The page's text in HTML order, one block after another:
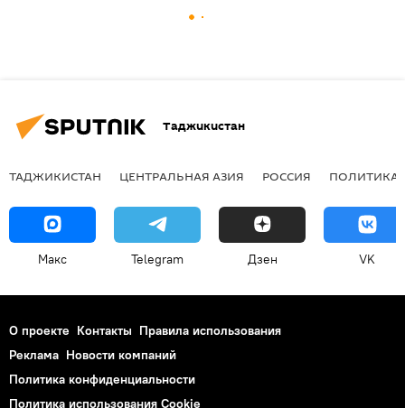
Таджикистан
ТАДЖИКИСТАН ЦЕНТРАЛЬНАЯ АЗИЯ РОССИЯ ПОЛИТИКА
Макс Telegram Дзен VK
О проекте Контакты Правила использования
Реклама Новости компаний
Политика конфиденциальности
Политика использования Cookie